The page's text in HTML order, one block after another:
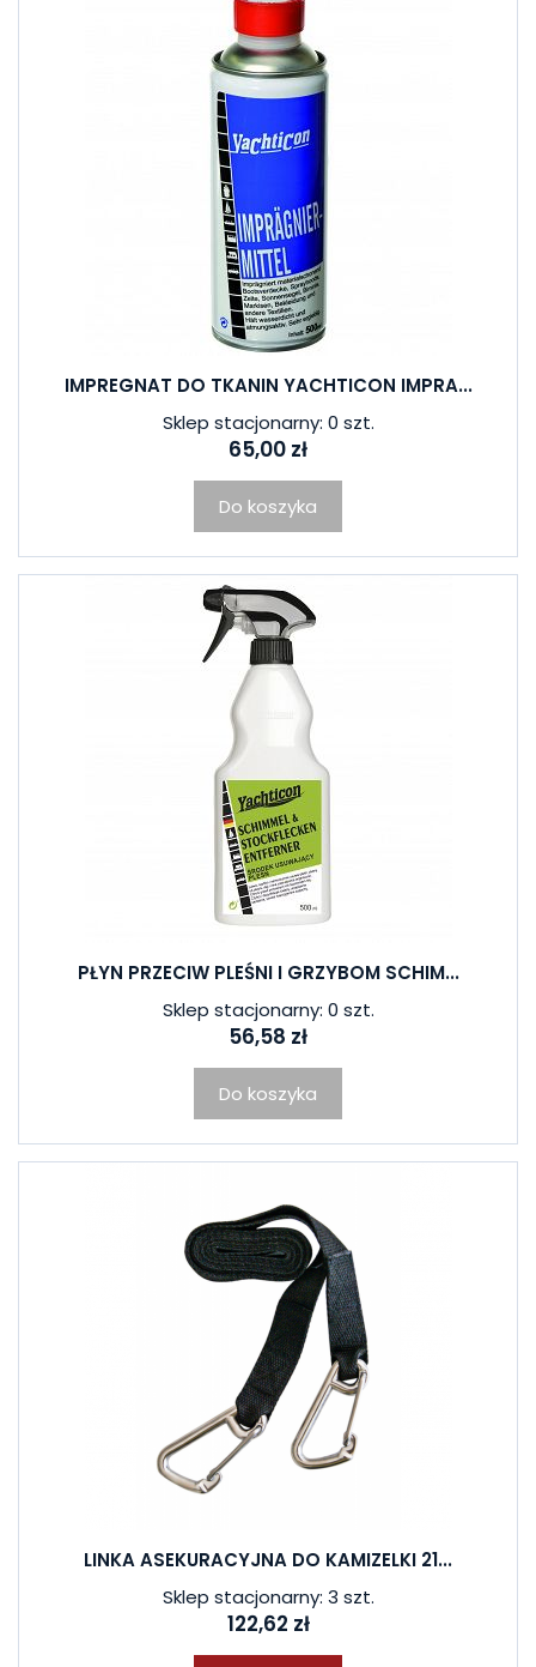
IMPREGNAT DO TKANIN YACHTICON IMPRA...
Sklep stacjonarny: 0 szt.
65,00 zł
Do koszyka
PŁYN PRZECIW PLEŚNI I GRZYBOM SCHIM...
Sklep stacjonarny: 0 szt.
56,58 zł
Do koszyka
LINKA ASEKURACYJNA DO KAMIZELKI 21...
Sklep stacjonarny: 3 szt.
122,62 zł